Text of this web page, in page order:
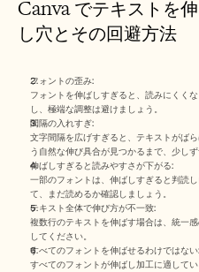
Canva でテキストを
し穴とその回避方法
フォントの歪み:
フォントを伸ばしすぎると、読みにくく
し、極端な調整は避けましょう。
間隔の入れすぎ:
文字間隔を広げすぎると、テキストがば
う自然な伸び具合が見つかるまで、少しず
伸ばしすぎると読みやすさが下がる:
一部のフォントは、伸ばしすぎると判読
て、まだ読めるか確認しましょう。
テキスト全体で伸び方が不一致:
複数行のテキストを伸ばす場合は、統一
してください。
すべてのフォントを伸ばせるわけではない:
すべてのフォントが伸ばし加工に適して